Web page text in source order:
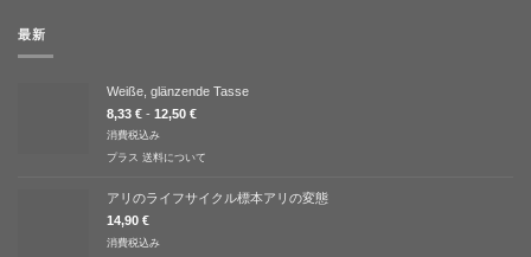
最新
Weiße, glänzende Tasse
8,33 € - 12,50 €
消費税込み
プラス 送料について
アリのライフサイクル標本アリの変態
14,90 €
消費税込み